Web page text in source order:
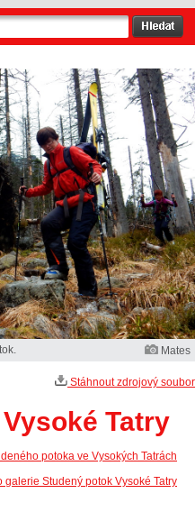
Mates
Stáhnout zdrojový soubor
Tatry
potoka ve Vysokých Tatrách
galerie Studený potok Vysoké Tatry